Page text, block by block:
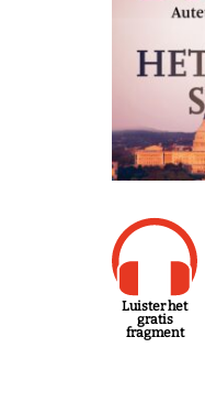
Luister het
gratis
fragment